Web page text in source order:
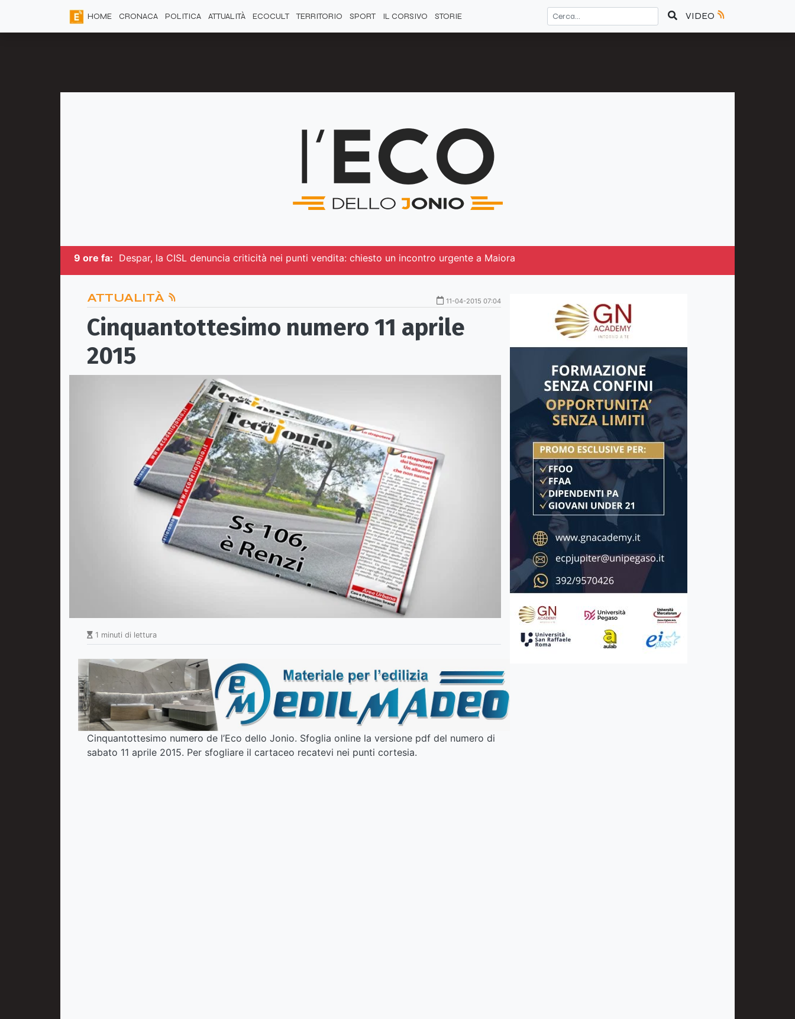
HOME CRONACA POLITICA ATTUALITÀ ECOCULT TERRITORIO SPORT IL CORSIVO STORIE VIDEO
9 ore fa: Despar, la CISL denuncia criticità nei punti vendita: chiesto un incontro urgente a Maiora
ATTUALITÀ 11-04-2015 07:04
Cinquantottesimo numero 11 aprile
2015
1 minuti di lettura
Cinquantottesimo numero de l’Eco dello Jonio. Sfoglia online la versione pdf del numero di
sabato 11 aprile 2015. Per sfogliare il cartaceo recatevi nei punti cortesia.